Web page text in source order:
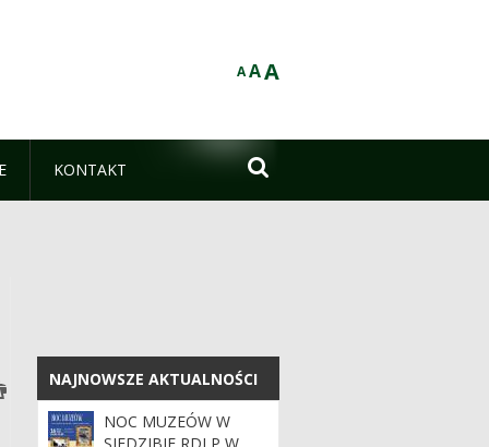
AAA
KONTAKT 
NAJNOWSZE AKTUALNOŚCI
NAJNOWSZE AKTUALNOŚCI
NOC MUZEÓW W